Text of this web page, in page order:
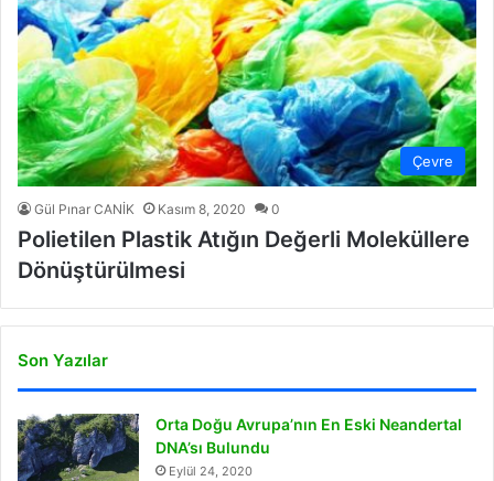
Çevre
Gül Pınar CANİK Kasım 8, 2020 0
Polietilen Plastik Atığın Değerli Moleküllere
Dönüştürülmesi
Son Yazılar
Orta Doğu Avrupa’nın En Eski Neandertal
DNA’sı Bulundu
Eylül 24, 2020